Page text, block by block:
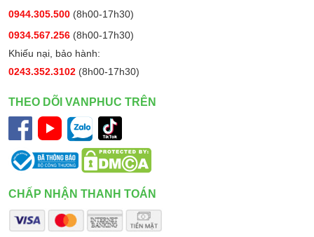
0944.305.500 (8h00-17h30)
0934.567.256 (8h00-17h30)
Khiếu nại, bảo hành:
0243.352.3102 (8h00-17h30)
THEO DÕI VANPHUC TRÊN
CHẤP NHẬN THANH TOÁN